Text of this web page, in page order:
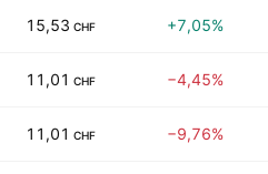
15,53 CHF +7,05%
11,01 CHF −4,45%
11,01 CHF −9,76%